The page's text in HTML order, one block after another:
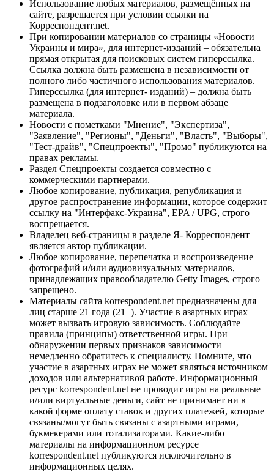
Использование любых материалов, размещённых на
сайте, разрешается при условии ссылки на
Корреспондент.net.
При копировании материалов со страницы «Новости
Украины и мира», для интернет-изданий – обязательна
прямая открытая для поисковых систем гиперссылка.
Ссылка должна быть размещена в независимости от
полного либо частичного использования материалов.
Гиперссылка (для интернет- изданий) – должна быть
размещена в подзаголовке или в первом абзаце
материала.
Новости с пометками "Мнение", "Экспертиза",
"Заявление", "Регионы", "Деньги", "Власть", "Выборы",
"Тест-драйв", "Спецпроекты", "Промо" публикуются на
правах рекламы.
Раздел Спецпроекты создается совместно с
коммерческими партнерами.
Любое копирование, публикация, републикация и
другое распространение информации, которое содержит
ссылку на "Интерфакс-Украина", EPA / UPG, строго
воспрещается.
Владелец веб-страницы в разделе Я- Корреспондент
является автор публикации.
Любое копирование, перепечатка и воспроизведение
фотографий и/или аудиовизуальных материалов,
принадлежащих правообладателю Getty Images, строго
запрещено.
Материалы сайта korrespondent.net предназначены для
лиц старше 21 года (21+). Участие в азартных играх
может вызвать игровую зависимость. Соблюдайте
правила (принципы) ответственной игры. При
обнаружении первых признаков зависимости
немедленно обратитесь к специалисту. Помните, что
участие в азартных играх не может являться источником
доходов или альтернативой работе. Информационный
ресурс korrespondent.net не проводит игры на реальные
и/или виртуальные деньги, сайт не принимает ни в
какой форме оплату ставок и других платежей, которые
связаны/могут быть связаны с азартными играми,
букмекерами или тотализаторами. Какие-либо
материалы на информационном ресурсе
korrespondent.net публикуются исключительно в
информационных целях.